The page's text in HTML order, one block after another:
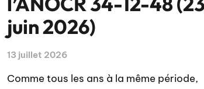
juin 2026)
13 juillet 2026
Comme tous les ans à la même période,